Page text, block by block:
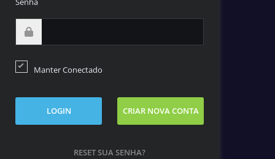
Manter Conectado
LOGIN CRIAR NOVA CONTA
RESET SUA SENHA?